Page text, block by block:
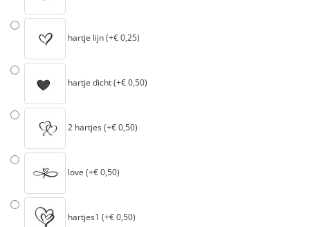
hartje lijn (+€ 0,25)
hartje dicht (+€ 0,50)
2 hartjes (+€ 0,50)
love (+€ 0,50)
hartjes1 (+€ 0,50)